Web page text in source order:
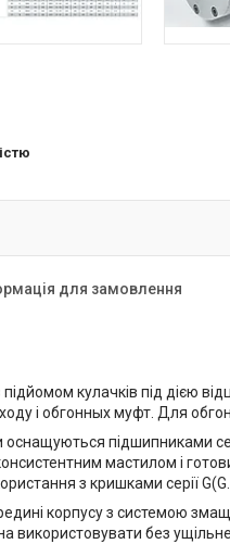
для замовлення
кулачків під дією
і обгонных муфт. Для
оснащуються підшипниками
мастилом і
з кришками серії
корпусу з системою
використовувати без